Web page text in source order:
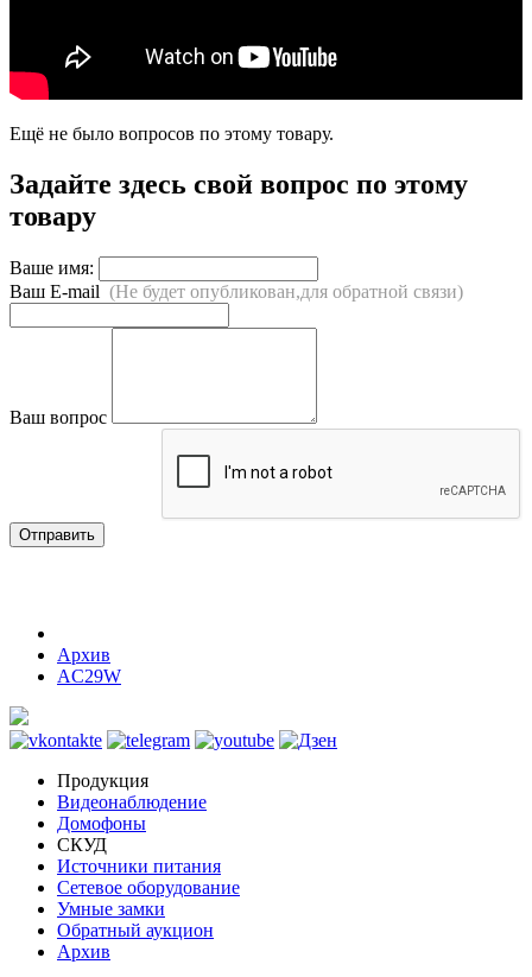
Ещё не было вопросов по этому товару.
Задайте здесь свой вопрос по этому
товару
Ваше имя:
Ваш E-mail (Не будет опубликован,для обратной связи)
Ваш вопрос
Отправить
Архив
AC29W
Продукция
Видеонаблюдение
Домофоны
СКУД
Источники питания
Сетевое оборудование
Умные замки
Обратный аукцион
Архив